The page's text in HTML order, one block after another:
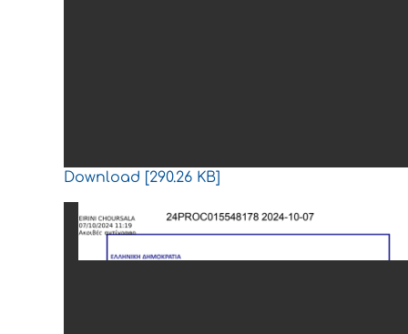
Download [290.26 KB]